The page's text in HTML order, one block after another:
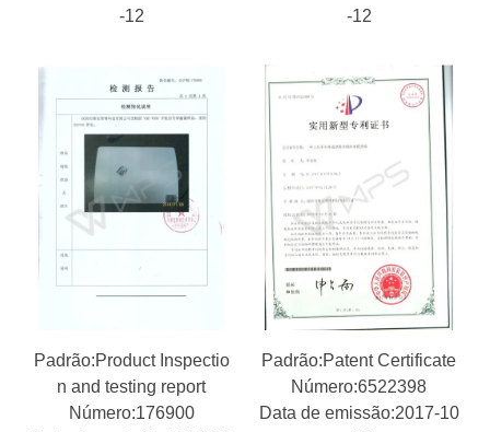
-12
-12
Padrão:Product Inspectio
n and testing report
Número:176900
Padrão:Patent Certificate
Número:6522398
Data de emissão:2017-10